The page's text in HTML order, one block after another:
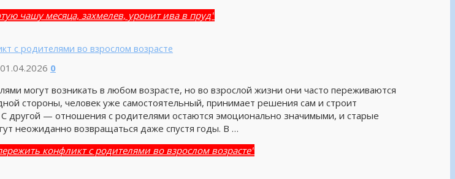
чашу месяца, захмелев, уронит ива в пруд"
с родителями во взрослом возрасте
01.04.2026 0
могут возникать в любом возрасте, но во взрослой жизни они часто переживаются
стороны, человек уже самостоятельный, принимает решения сам и строит
другой — отношения с родителями остаются эмоционально значимыми, и старые
неожиданно возвращаться даже спустя годы. В …
конфликт с родителями во взрослом возрасте"